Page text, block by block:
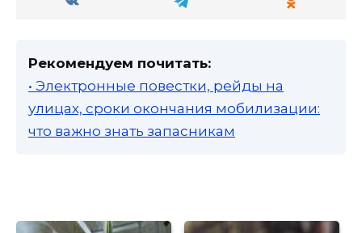
Рекомендуем почитать:
• Электронные повестки, рейды на
улицах, сроки окончания мобилизации:
что важно знать запасникам